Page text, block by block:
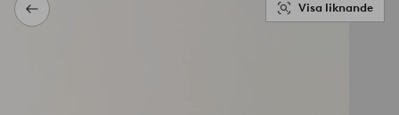
Tillbaka Visa liknande